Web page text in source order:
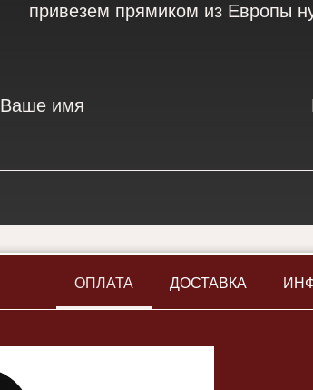
привезем прямиком из Европы
Ваше имя
ОПЛАТА ДОСТАВКА